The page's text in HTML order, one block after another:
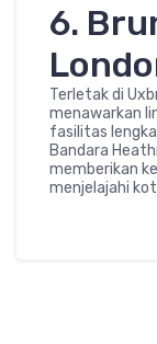
6.
Terletak di
menawarkan
fasilitas
Bandara
memberikan
menjelajahi